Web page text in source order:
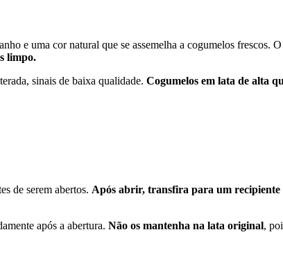
e uma cor natural que se assemelha a cogumelos frescos.
limpo.
sinais de baixa qualidade. Cogumelos em lata de alta
de serem abertos. Após abrir, transfira para um recipiente
após a abertura. Não os mantenha na lata original,